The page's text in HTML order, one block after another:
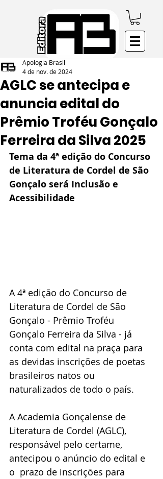
AGLC se antecipa e
anuncia edital do
Prêmio Troféu Gonçalo
Ferreira da Silva 2025
Apologia Brasil
4 de nov. de 2024
Tema da 4ª edição do Concurso
de Literatura de Cordel de São
Gonçalo será Inclusão e
Acessibilidade
A 4ª edição do Concurso de
Literatura de Cordel de São
Gonçalo - Prêmio Troféu
Gonçalo Ferreira da Silva - já
conta com edital na praça para
as devidas inscrições de poetas
brasileiros natos ou
naturalizados de todo o país.
A Academia Gonçalense de
Literatura de Cordel (AGLC),
responsável pelo certame,
antecipou o anúncio do edital e
o  prazo de inscrições para